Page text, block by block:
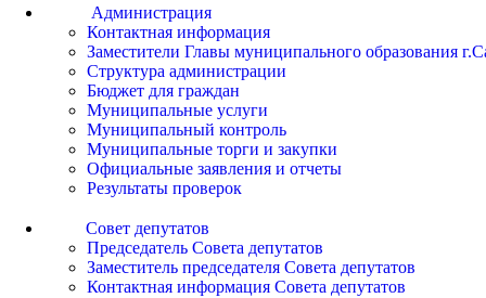
Администрация
Контактная информация
Заместители Главы муниципального образования
Структура администрации
Бюджет для граждан
Муниципальные услуги
Муниципальный контроль
Муниципальные торги и закупки
Официальные заявления и отчеты
Результаты проверок
Совет депутатов
Председатель Совета депутатов
Заместитель председателя Совета депутатов
Контактная информация Совета депутатов